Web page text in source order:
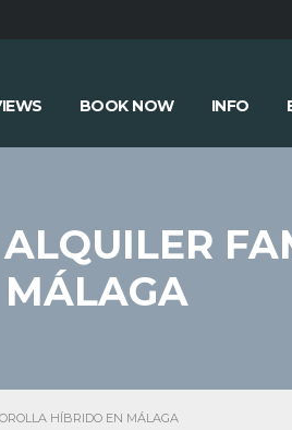
BOOK NOW INFO
HÍBRIDO EN MÁLAGA